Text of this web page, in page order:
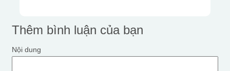
Thêm bình luận của bạn
Nội dung